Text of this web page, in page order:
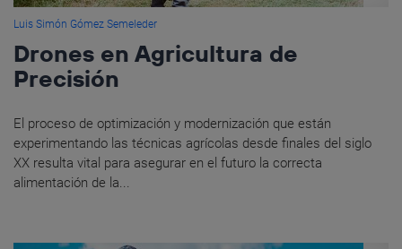
Luis Simón Gómez Semeleder
Drones en Agricultura de
Precisión
El proceso de optimización y modernización que están
experimentando las técnicas agrícolas desde finales del siglo
XX resulta vital para asegurar en el futuro la correcta
alimentación de la...